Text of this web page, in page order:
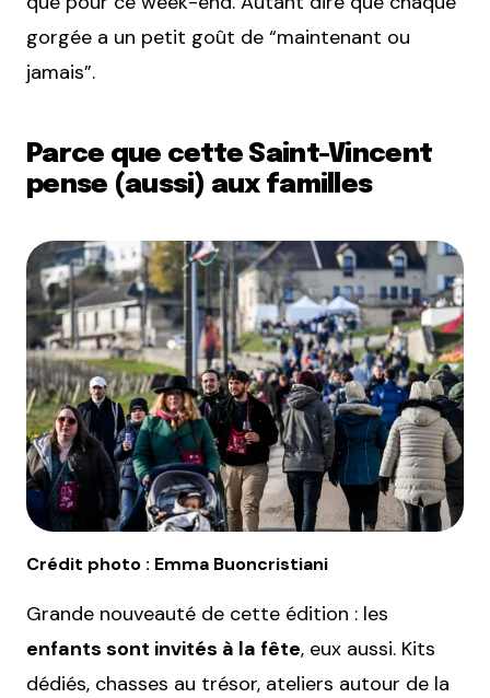
gorgée a un petit goût de “maintenant ou
jamais”.
Parce que cette Saint-Vincent
pense (aussi) aux familles
Crédit photo : Emma Buoncristiani
Grande nouveauté de cette édition : les
enfants sont invités à la fête, eux aussi. Kits
dédiés, chasses au trésor, ateliers autour de la